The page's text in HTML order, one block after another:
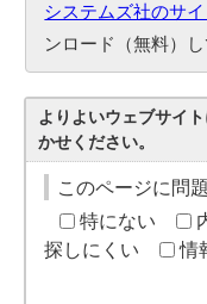
システムズ社のサ
ンロード（無料）し
よりよいウェブサイ
かせください。
このページに問
特にない
探しにくい
情